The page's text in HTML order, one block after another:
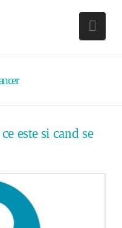
este si cand se